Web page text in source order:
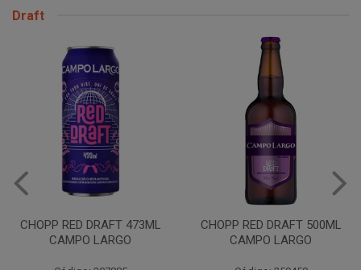
Draft
CHOPP RED DRAFT 500ML
CAMPO LARGO
VINHO JURUPINGA DINALLE
975ML BCO